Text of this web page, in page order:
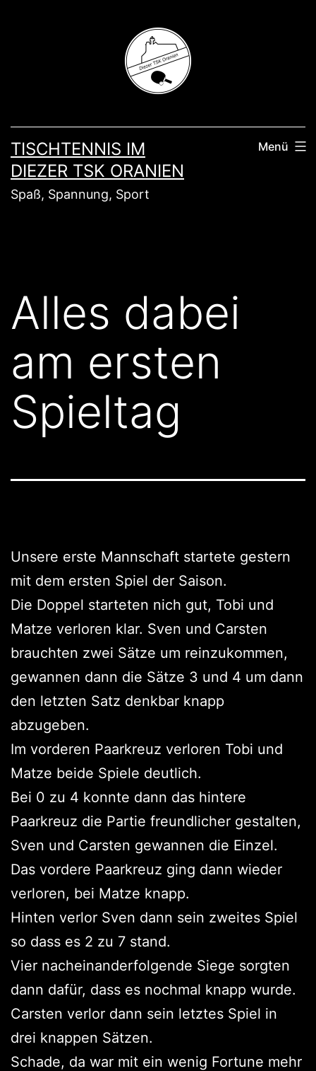
TISCHTENNIS IM
DIEZER TSK ORANIEN
Spaß, Spannung, Sport
Menü
Alles dabei
am ersten
Spieltag
Unsere erste Mannschaft startete gestern
mit dem ersten Spiel der Saison.
Die Doppel starteten nich gut, Tobi und
Matze verloren klar. Sven und Carsten
brauchten zwei Sätze um reinzukommen,
gewannen dann die Sätze 3 und 4 um dann
den letzten Satz denkbar knapp
abzugeben.
Im vorderen Paarkreuz verloren Tobi und
Matze beide Spiele deutlich.
Bei 0 zu 4 konnte dann das hintere
Paarkreuz die Partie freundlicher gestalten,
Sven und Carsten gewannen die Einzel.
Das vordere Paarkreuz ging dann wieder
verloren, bei Matze knapp.
Hinten verlor Sven dann sein zweites Spiel
so dass es 2 zu 7 stand.
Vier nacheinanderfolgende Siege sorgten
dann dafür, dass es nochmal knapp wurde.
Carsten verlor dann sein letztes Spiel in
drei knappen Sätzen.
Schade, da war mit ein wenig Fortune mehr